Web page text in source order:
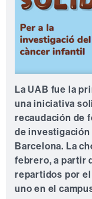
La UAB fue la
una iniciativa
recaudación de
de investigación
Barcelona. La
febrero, a partir
repartidos por
uno en el